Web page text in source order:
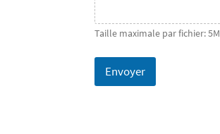
Taille maximale par fichier:
Envoyer